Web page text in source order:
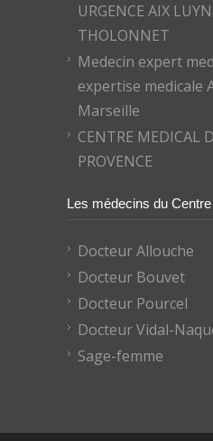
URGENCE AIX
THOLONNET
Medecin expert
expertise medicale
Marseille
CENTRE MEDICAL
PROVENCE
Les médecins du Centre
Docteur Allouche
Docteur Bouvet
Docteur Pourcel
Docteur Vidal-
Sage-femme